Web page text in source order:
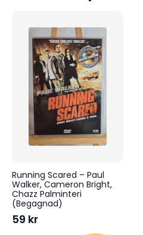
Running Scared – Paul
Walker, Cameron Bright,
Chazz Palminteri
(Begagnad)
59 kr